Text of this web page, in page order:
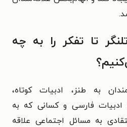
تا تفکر را به چه
به طنز، ادبیات کوتاه،
ادبیات فارسی و کسانی که به
به مسائل اجتماعی علاقه